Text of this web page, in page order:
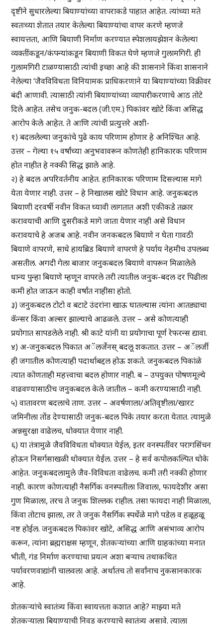
दृष्टीने सुधारलेल्या बियाण्यांच्या वापराकडे पाहात आहेत. त्यांच्या मते
स्वतःच्या शेतात तयार केलेल्या बियाण्यांचा वापर करणे म्हणजे
स्वायत्तता, आणि बियाणी निर्माण करण्यात स्पेशलायझेशन केलेल्या
व्यक्तींकडून/कंपन्यांकडून बियाणी विकत घेणे म्हणजे गुलामगिरी. ही
गुलामगिरी टाळण्यासाठी त्यांची इच्छा आहे की शासनाने किंवा शासनाने
नेलेल्या ‘जैवविविधता विनियामक प्राधिकरणाने या बियाण्यांच्या विक्रीवर
बंदी आणावी. त्यासाठी त्यांनी बियाण्यांच्या व्यापारीकरणाचे आठ तोटे
दिले आहेत. तसेच जनुक-बदल (जी.एम.) पिकांवर खोटे किंवा असिद्ध
आरोप केले आहेत. ते आणि त्यांची प्रत्युत्तरे अशी-
१) बदललेल्या जनुकांचे पुढे काय परिणाम होणार हे अनिश्चित आहे.
उत्तर – गेल्या १५ वर्षांच्या अनुभवावरून कोणतेही हानिकारक परिणाम
होत नाहीत हे नक्की सिद्ध झाले आहे.
२) हे बदल अपरिवर्तनीय आहेत. हानिकारक परिणाम दिसल्यास मागे
येता येणार नाही. उत्तर – हे निखालस खोटे विधान आहे. जनुकबदल
बियाणी दरवर्षी नवीन विकत घ्यावी लागतात अशी एकीकडे तक्रार
करावयाची आणि दुसरीकडे मागे जाता येणार नाही असे विधान
करावयाचे हे अजब आहे. नवीन जनकबदल बियाणे न घेता गावठी
बियाणे वापरणे, साधे हायब्रिड बियाणे वापरणे हे पर्याय नेहमीच उपलब्ध
असतील. अगदी गेला बाजार जनुकबदल बियाणे वापरून मिळालेले
धान्य पुन्हा बियाणे म्हणून वापरले तरी त्यातील जनुक-बदल दर पिढीला
कमी होत जाऊन काही वर्षांत नाहीसा होतो.
३) जनुकबदल टोटो व बटाटे उंदरांना खाऊ घातल्यास त्यांना आतड्याचा
कॅन्सर किंवा अल्सर झाल्याचे आढळले. उत्तर – असे कोणत्याही
प्रयोगात सापडलेले नाही. श्री काटे यांनी या प्रयोगाचा पूर्ण रेफरन्स द्यावा.
४) अ-जनुकबदल पिकात अॅलर्जेनस् बदलू शकतात. उत्तर – अॅलर्जी
ही जगातील कोणत्याही पदार्थाबद्दल होऊ शकते. जनुकबदल पिकांळे
त्यात कोणताही महत्त्वाचा बदल होणार नाही. ब – उपयुक्त पोषणमूल्ये
वाढवण्यासाठीच जनुकबदल केले जातील – कमी करण्यासाठी नाही.
५) वातावरण बदलाचे ताण. उत्तर – अवर्षणाला/अतिवृष्टीला/खारट
जमिनीला तोंड देण्यासाठी जनुक-बदल पिके तयार करता येतात. त्यामुळे
अन्नसुरक्षा वाढेलच, धोक्यात येणार नाही.
६) या तंत्रामुळे जैवविविधता धोक्यात येईल, इतर वनस्पतींवर परागसिंचन
होऊन निसर्गसाखळी धोक्यात येईल. उत्तर – हे सर्व कपोलकल्पित धोके
आहेत. जनुकबदलामुले जैव-विविधता वाढेलच. कमी तरी नक्की होणार
नाही. कारण कोणत्याही नैसर्गिक वनस्पतीला जिवाला, फायदेशीर असा
गुण मिळाला, तरच ते जनुक शिल्लक राहील. तसा फायदा नाही मिळाला,
किंवा तोटाच झाला, तर ते जनुक नैसर्गिक स्पर्धेळे मागे पडेल व हळूहळू
नष्ट होईल. जनुकबदल पिकांवर खोटे, असिद्ध आणि असंभाव्य आरोप
करून, त्यांना ब्रह्मराक्षस म्हणून, शेतकऱ्यांच्या आणि ग्राहकांच्या मनात
भीती, गंड निर्माण करण्याचा प्रयत्न अशा बऱ्याच तथाकथित
पर्यावरणवाद्यांनी चालवला आहे. अर्थातच तो सर्वांनाच नुकसानकारक
आहे.
शेतकऱ्यांचे स्वातंत्र्य किंवा स्वायत्तता कशात आहे? माझ्या मते
शेतकऱ्याला बियाण्याची निवड करण्याचे स्वातंत्र्य असावे. त्याला